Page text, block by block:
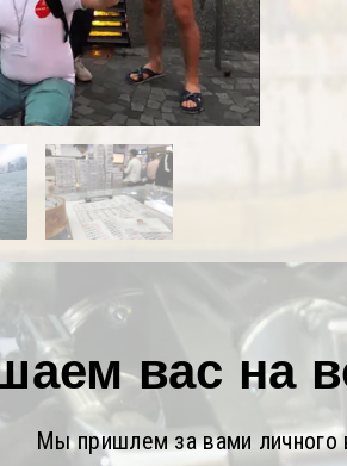
вас на
Мы пришлем за вами личного